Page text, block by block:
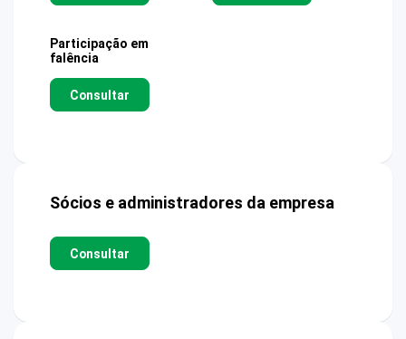
Participação em
falência
Consultar
Sócios e administradores da empresa
Consultar